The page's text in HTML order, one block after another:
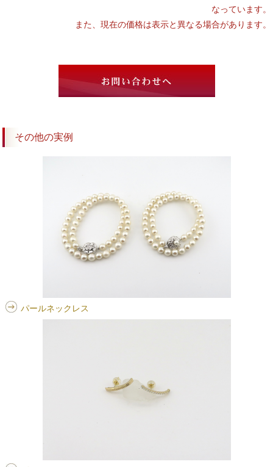
なっています。
また、現在の価格は表示と異なる場合があります。
その他の実例
パールネックレス